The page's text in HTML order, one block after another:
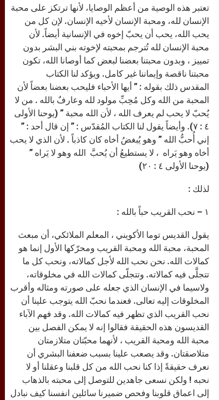
تعتبر هذه الوصية من أعظم الوصايا، لأنها ترتكز على محبة
الإنسان لله، ومحبة الإنسان لأخيه الإنسان. لإن كل من
يحب الله، يحب أن يحبّ إخوه في الإنسانية أيضاً. لأن
محبة الإنسان لله تُترجم بمحبته لإخوته بني البشر بدون
تمييز ، وبدون محبتنا بعضنا لبعض كما أوصانا الله، تكون
محبتنا ناقصة وإيماننا غير كامل. ويؤكد لنا الكتاب
المقدس ذلك بقوله : ” أيها الأحباء فليحب بعضنا بعضاً لأن
المحبة من الله وكل مُحِبِّ مولود لله وعارفٌ بالله . من لا
يُحبّ لا يحب لم يعرف الله ، لأن الله محبة ” (يوحنا الأولى
٤ : ٧). وأيضاً يقول لنا الكتاب المُقدّس : ” إن قال أحد : ”
إني أُحبُّ الله ” وهو يُبغضُ أخاه كان كاذباً . لأن الذي لا يحب
أخاه وهو يَراه ، لا يستطيعُ أن يُحبَّ الله وهو لا يَراه ”
(يوحنا الأولى ٤ : ٢٠)
لذلك :
١ – نحب القريب حباً بالله :
يقول القديس توما الأكويني ، المعلم الملائكي، أن مبعث
المحبة، محبة الله ومحبة القريب ومحرّكها الأول إنما هو
كمالات الله. نحن نحب الله لأجل كمالاته، ونحب كل ما
تتجلَّى فيه كمالاته. وتتجلّى كمالات الله في مخلوقاته،
ولاسيما في الإنسان الذي جعله على صورته ومثاله وأقرب
المخلوقات إليه تعالى. فعندما نحبّ الله يتوجب علينا أن
نحب القريب الذي تظهر فيه كمالات الله. وقد فهم الآباء
القديسون هذه الحقيقة فقالوا إنه لا يمكن الفصل بين
محبة الله ومحبة القريب ، لأنهما محبّتان متلازمتان
متلاصقتان. وقد يصعب علينا بسبب ضعفنا البشري أن
نعرف حقيقةً إذا كنا نحب الله من كل قلبنا وعقلنا أو لا
نحبه ! ولكن نسعى جاهدين للتوصل إلى محبته بالذهاب
إلى اعماق قلوبنا وفحص ضميرنا سائلين انفسنا كيف نبادل